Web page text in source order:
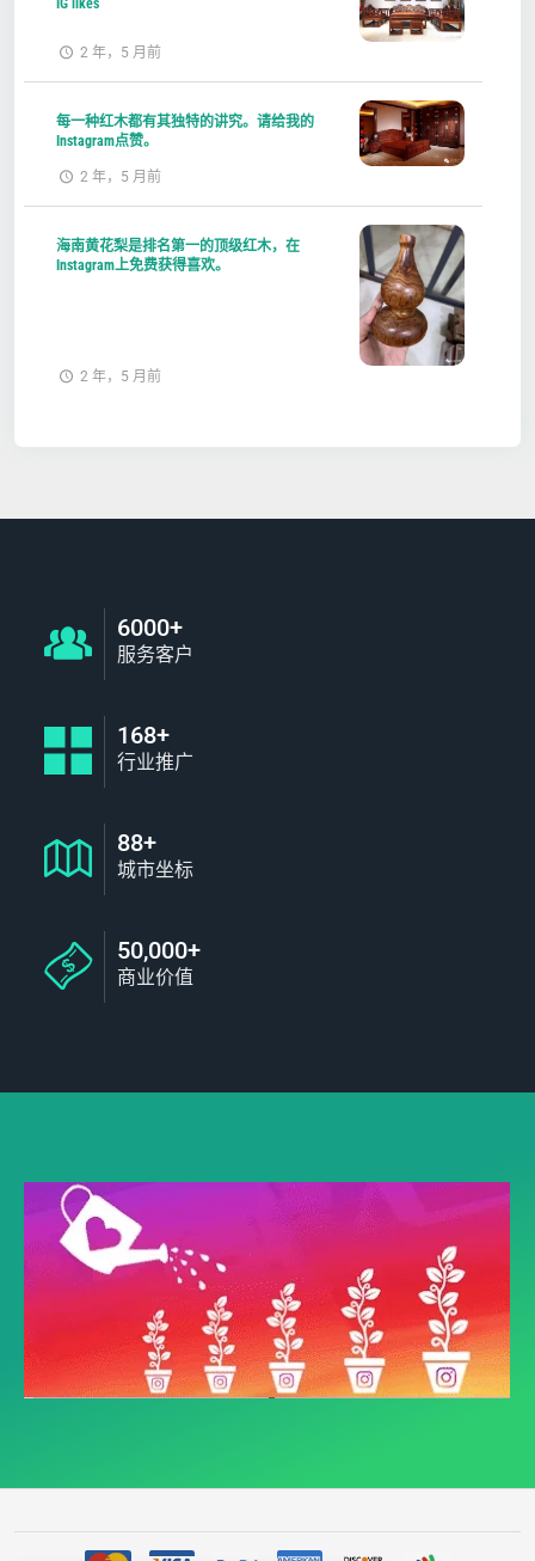
IG likes
2 年，5 月前
每一种红木都有其独特的讲究。请给我的
Instagram点赞。
2 年，5 月前
海南黄花梨是排名第一的顶级红木，在
Instagram上免费获得喜欢。
2 年，5 月前
6000+
服务客户
168+
行业推广
88+
城市坐标
50,000+
商业价值